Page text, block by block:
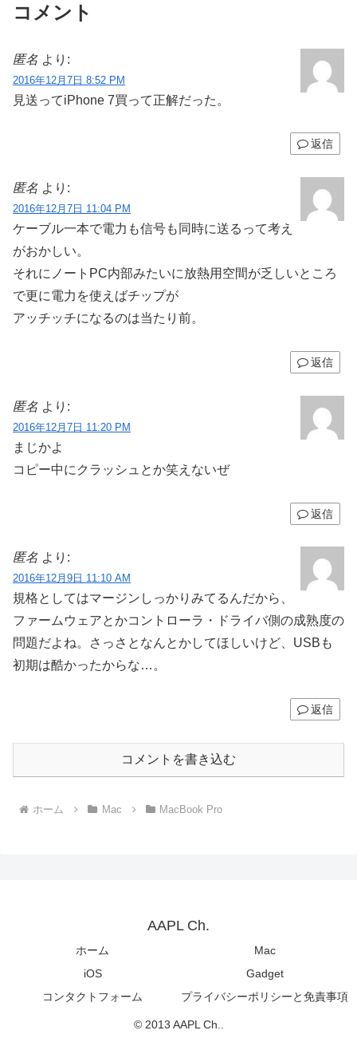
コメント
匿名 より:
2016年12月7日 8:52 PM
見送ってiPhone 7買って正解だった。
返信
匿名 より:
2016年12月7日 11:04 PM
ケーブル一本で電力も信号も同時に送るって考え
がおかしい。
それにノートPC内部みたいに放熱用空間が乏しいところ
で更に電力を使えばチップが
アッチッチになるのは当たり前。
返信
匿名 より:
2016年12月7日 11:20 PM
まじかよ
コピー中にクラッシュとか笑えないぜ
返信
匿名 より:
2016年12月9日 11:10 AM
規格としてはマージンしっかりみてるんだから、
ファームウェアとかコントローラ・ドライバ側の成熟度の
問題だよね。さっさとなんとかしてほしいけど、USBも
初期は酷かったからな…。
返信
コメントを書き込む
ホーム Mac MacBook Pro
AAPL Ch.
ホーム
Mac
iOS
Gadget
コンタクトフォーム
プライバシーポリシーと免責事項
© 2013 AAPL Ch..